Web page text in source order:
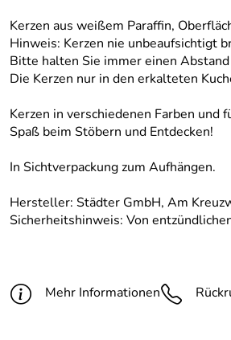
Kerzen aus weißem Paraffin,
Hinweis: Kerzen nie unbeaufsichtigt
Bitte halten Sie immer einen
Die Kerzen nur in den erkalteten
Kerzen in verschiedenen Farben und
Spaß beim Stöbern und Entdecken!
In Sichtverpackung zum Aufhängen.
Hersteller: Städter GmbH, Am
Sicherheitshinweis: Von
Mehr Informationen